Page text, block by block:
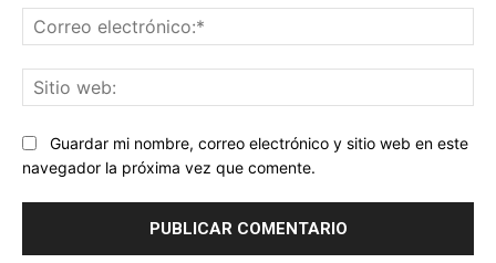
Guardar mi nombre, correo electrónico y sitio web en este
navegador la próxima vez que comente.